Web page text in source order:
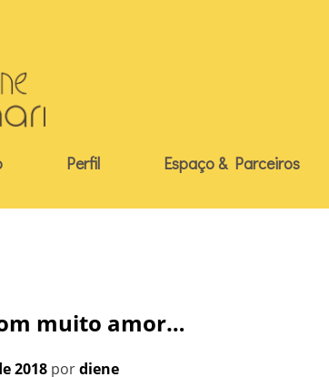
Perfil Espaço & Parceiros
muito amor…
2018 pordiene